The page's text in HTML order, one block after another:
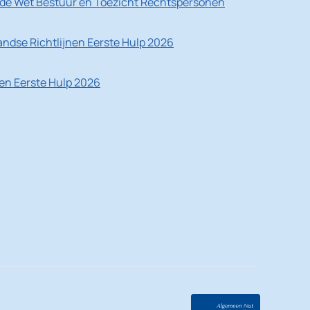
Richtlijnen Eerste Hulp 2026
Eerste Hulp 2026